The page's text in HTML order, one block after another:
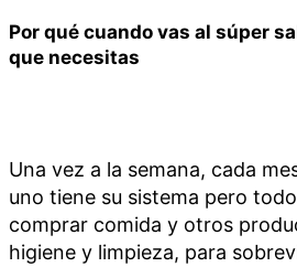
Por qué cuando vas al súper
que necesitas
Una vez a la semana, cada
uno tiene su sistema pero
comprar comida y otros
higiene y limpieza, para